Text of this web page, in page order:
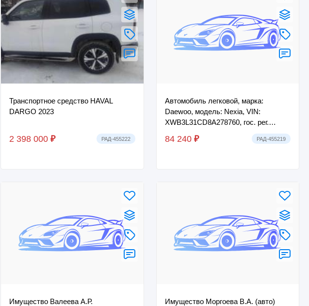
Транспортное средство HAVAL
DARGO 2023
2 398 000 ₽ РАД-455222
Автомобиль легковой, марка:
Daewoo, модель: Nexia, VIN:
XWB3L31CD8A278760, гос. рег.
номер: М507МУ21, год изготовления:
2008 Имущество на...
84 240 ₽ РАД-455219
Имущество Валеева А.Р. Имущество Моргоева В.А. (авто)